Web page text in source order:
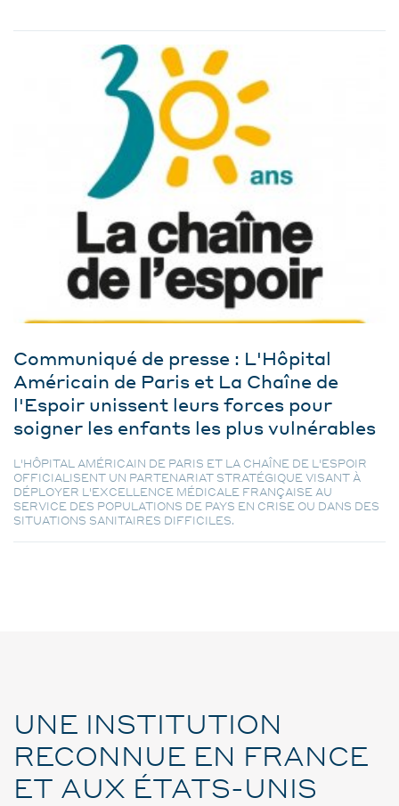
Communiqué de presse : L'Hôpital
Américain de Paris et La Chaîne de
l'Espoir unissent leurs forces pour
soigner les enfants les plus vulnérables
L'HÔPITAL AMÉRICAIN DE PARIS ET LA CHAÎNE DE L'ESPOIR
OFFICIALISENT UN PARTENARIAT STRATÉGIQUE VISANT À
DÉPLOYER L'EXCELLENCE MÉDICALE FRANÇAISE AU
SERVICE DES POPULATIONS DE PAYS EN CRISE OU DANS DES
SITUATIONS SANITAIRES DIFFICILES.
UNE INSTITUTION
RECONNUE EN FRANCE
ET AUX ÉTATS-UNIS